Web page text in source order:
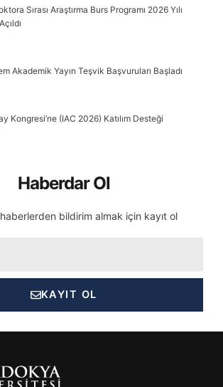
Sırası Araştırma Burs Programı 2026 Yılı
Akademik Yayın Teşvik Başvuruları Başladı
Kongresi’ne (IAC 2026) Katılım Desteği
Haberdar Ol
haberlerden bildirim almak için kayıt ol
KAYIT OL